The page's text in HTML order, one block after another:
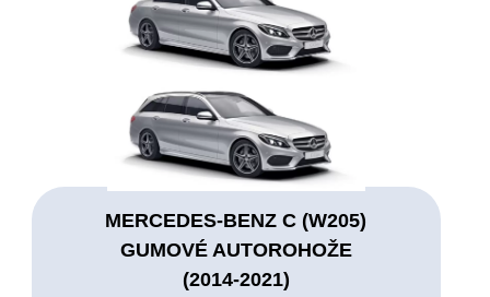
MERCEDES-BENZ C (W205)
GUMOVÉ AUTOROHOŽE
(2014-2021)